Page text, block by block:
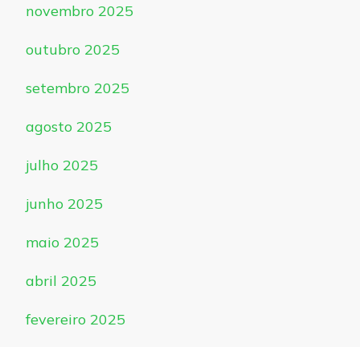
novembro 2025
outubro 2025
setembro 2025
agosto 2025
julho 2025
junho 2025
maio 2025
abril 2025
fevereiro 2025